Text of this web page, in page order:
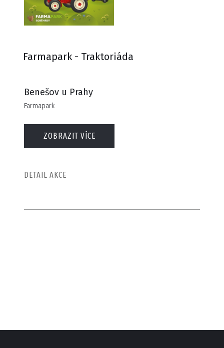
Farmapark - Traktoriáda
Benešov u Prahy
Farmapark
ZOBRAZIT VÍCE
DETAIL AKCE